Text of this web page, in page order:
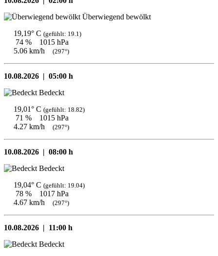
Überwiegend bewölkt
19,19° C (gefühlt: 19.1)
74 %
1015 hPa
5.06 km/h
(297°)
10.08.2026 | 05:00 h
Bedeckt
19,01° C (gefühlt: 18.82)
71 %
1015 hPa
4.27 km/h
(297°)
10.08.2026 | 08:00 h
Bedeckt
19,04° C (gefühlt: 19.04)
78 %
1017 hPa
4.67 km/h
(297°)
10.08.2026 | 11:00 h
Bedeckt